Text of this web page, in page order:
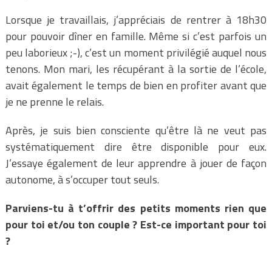
Lorsque je travaillais, j’appréciais de rentrer à 18h30
pour pouvoir dîner en famille. Même si c’est parfois un
peu laborieux ;-), c’est un moment privilégié auquel nous
tenons. Mon mari, les récupérant à la sortie de l’école,
avait également le temps de bien en profiter avant que
je ne prenne le relais.
Après, je suis bien consciente qu’être là ne veut pas
systématiquement dire être disponible pour eux.
J’essaye également de leur apprendre à jouer de façon
autonome, à s’occuper tout seuls.
Parviens-tu à t’offrir des petits moments rien que
pour toi et/ou ton couple ? Est-ce important pour toi
?